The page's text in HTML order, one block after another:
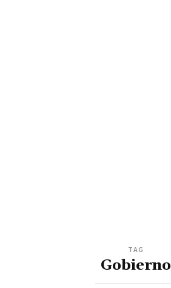
TAG
Gobierno